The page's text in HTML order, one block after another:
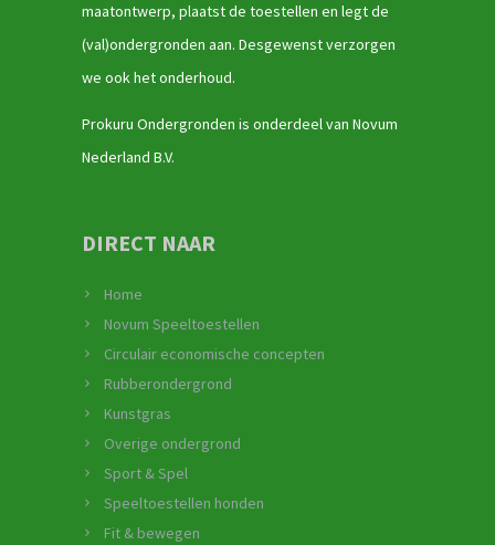
maatontwerp, plaatst de toestellen en legt de
(val)ondergronden aan. Desgewenst verzorgen
we ook het onderhoud.
Prokuru Ondergronden is onderdeel van Novum
Nederland B.V.
DIRECT NAAR
Home
Novum Speeltoestellen
Circulair economische concepten
Rubberondergrond
Kunstgras
Overige ondergrond
Sport & Spel
Speeltoestellen honden
Fit & bewegen